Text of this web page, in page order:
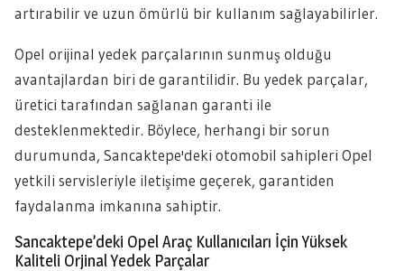
artırabilir ve uzun ömürlü bir kullanım sağlayabilirler.
Opel orijinal yedek parçalarının sunmuş olduğu
avantajlardan biri de garantilidir. Bu yedek parçalar,
üretici tarafından sağlanan garanti ile
desteklenmektedir. Böylece, herhangi bir sorun
durumunda, Sancaktepe'deki otomobil sahipleri Opel
yetkili servisleriyle iletişime geçerek, garantiden
faydalanma imkanına sahiptir.
Sancaktepe’deki Opel Araç Kullanıcıları İçin Yüksek
Kaliteli Orjinal Yedek Parçalar